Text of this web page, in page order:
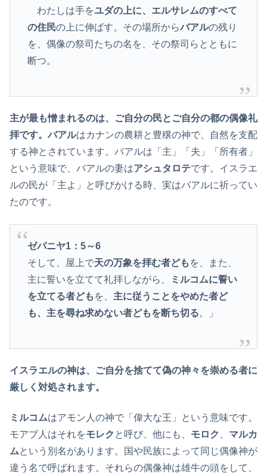
わたしは手をユダの上に、エルサレムのすべて
の住民の上に伸ばす。その場所からバアルの残り
を、偶像の祭司たちの名を、その祭司らとともに
断つ。
主が最も憎まれるのは、ご自分の民とご自分の都の偶像礼
拝です。バアルはカナンの農耕と豊穣の神で、自然を支配
する神とされています。バアルは「主」「夫」「所有者」
という意味で、バアルの妻はアシュタロテです。イスラエ
ルの民が「主よ」と呼びかける時、実はバアルに祈ってい
たのです。
ゼパニヤ1：5～6
そして、屋上で天の万象を拝む者ども を、また、
主に誓いを立てて礼拝しながら、
ミルコムに誓い
を立てる者ども を、 主に従うことをやめた者ど
も、主を尋ね求めない者どもを断ち切る。」
イスラエルの神は、ご自分を捨てて偽の神々を崇める者に
厳しく対処されます。
ミルコムはアモン人の神で「偉大な王」という意味です。
モアブ人はそれをモレク と呼び、他にも、 モロク
マルカ
ムという別名があります。国や民族によって同じ偶像神が
違う名で呼ばれます。それらの偶像神は雄牛の頭をして、